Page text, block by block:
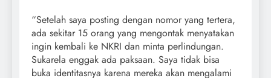
“Setelah saya posting dengan nomor yang tertera,
ada sekitar 15 orang yang mengontak menyatakan
ingin kembali ke NKRI dan minta perlindungan.
Sukarela enggak ada paksaan. Saya tidak bisa
buka identitasnya karena mereka akan mengalami